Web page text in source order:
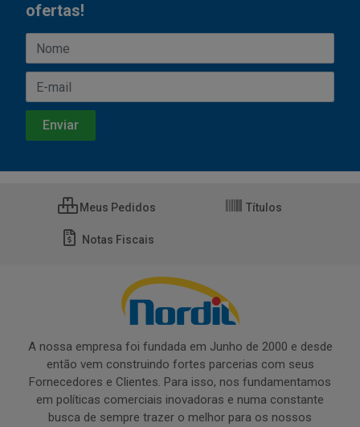
ofertas!
Meus Pedidos Títulos
Notas Fiscais
A nossa empresa foi fundada em Junho de 2000 e desde
então vem construindo fortes parcerias com seus
Fornecedores e Clientes. Para isso, nos fundamentamos
em políticas comerciais inovadoras e numa constante
busca de sempre trazer o melhor para os nossos